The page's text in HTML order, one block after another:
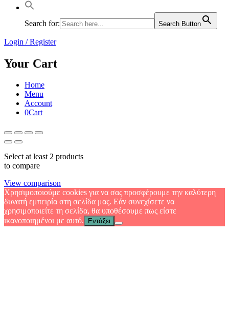
Search for: Search Button
Login / Register
Your Cart
Home
Menu
Account
0Cart
Select at least 2 products
to compare
View comparison
Χρησιμοποιούμε cookies για να σας προσφέρουμε την καλύτερη
δυνατή εμπειρία στη σελίδα μας. Εάν συνεχίσετε να
χρησιμοποιείτε τη σελίδα, θα υποθέσουμε πως είστε
ικανοποιημένοι με αυτό.
Εντάξει